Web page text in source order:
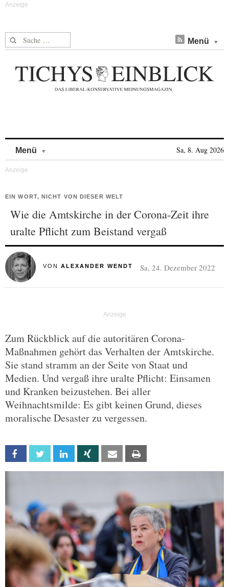
Suche nach: Menü
Menü Sa, 8. Aug 2026
EIN WORT, NICHT VON DIESER WELT
Wie die Amtskirche in der Corona-Zeit ihre
uralte Pflicht zum Beistand vergaß
VON ALEXANDER WENDT Sa, 24. Dezember 2022
Zum Rückblick auf die autoritären Corona-
Maßnahmen gehört das Verhalten der Amtskirche.
Sie stand stramm an der Seite von Staat und
Medien. Und vergaß ihre uralte Pflicht: Einsamen
und Kranken beizustehen. Bei aller
Weihnachtsmilde: Es gibt keinen Grund, dieses
moralische Desaster zu vergessen.
Facebook Twitter Linkedin Xing Email